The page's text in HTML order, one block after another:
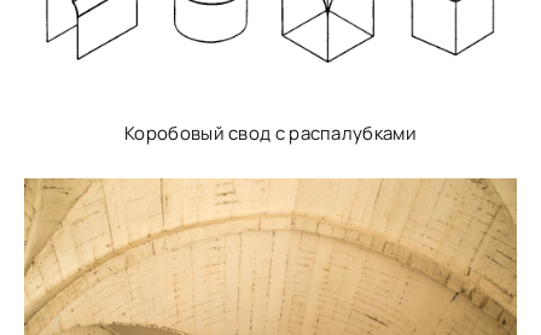
Коробовый свод с распалубками